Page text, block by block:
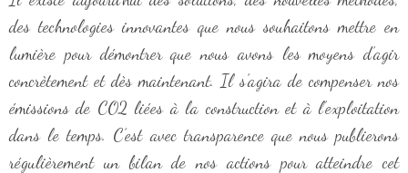
des technologies innovantes que nous souhaitons mettre en
lumière pour démontrer que nous avons les moyens d’agir
concrètement et dès maintenant. Il s’agira de compenser nos
émissions de CO2 liées à la construction et à l’exploitation
dans le temps. C’est avec transparence que nous publierons
régulièrement un bilan de nos actions pour atteindre cet